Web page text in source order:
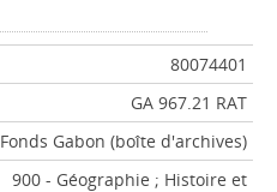
80074401
GA 967.21 RAT
Fonds Gabon (boîte d'archives)
900 - Géographie ; Histoire et